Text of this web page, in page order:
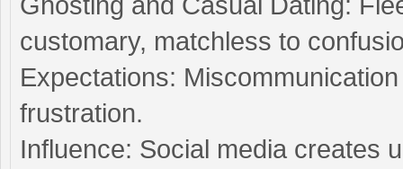
customary, matchless to
Expectations:
frustration.
Influence: Social media creates